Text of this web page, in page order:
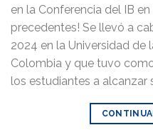
en la Conferencia del IB
precedentes! Se llevó a
2024 en la Universidad de
Colombia y que tuvo
los estudiantes a alcanzar